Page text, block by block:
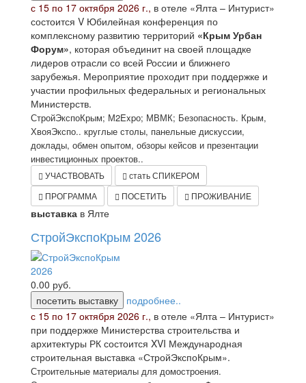
с 15 по 17 октября 2026 г., в отеле «Ялта – Интурист»
состоится V Юбилейная конференция по
комплексному развитию территорий «Крым Урбан
Форум», которая объединит на своей площадке
лидеров отрасли со всей России и ближнего
зарубежья. Мероприятие проходит при поддержке и
участии профильных федеральных и региональных
Министерств.
СтройЭкспоКрым; М2Expо; МВМК; Безопасность. Крым,
ХвояЭкспо.. круглые столы, панельные дискуссии,
доклады, обмен опытом, обзоры кейсов и презентации
инвестиционных проектов..
УЧАСТВОВАТЬ
стать СПИКЕРОМ
ПРОГРАММА
ПОСЕТИТЬ ПРОЖИВАНИЕ
выставка в Ялте
СтройЭкспоКрым 2026
0.00 руб.
посетить выставку
подробнее..
с 15 по 17 октября 2026 г., в отеле «Ялта – Интурист»
при поддержке Министерства строительства и
архитектуры РК состоится XVI Международная
строительная выставка «СтройЭкспоКрым».
Строительные материалы для домостроения.